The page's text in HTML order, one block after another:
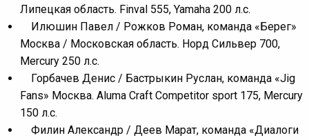
Липецкая область. Finval 555, Yamaha 200 л.с.
Илюшин Павел / Рожков Роман, команда «Берег»
Москва / Московская область. Норд Сильвер 700,
Mercury 250 л.с.
Горбачев Денис / Бастрыкин Руслан, команда «Jig
Fans» Москва. Aluma Craft Competitor sport 175, Mercury
150 л.с.
Филин Александр / Деев Марат, команда «Диалоги